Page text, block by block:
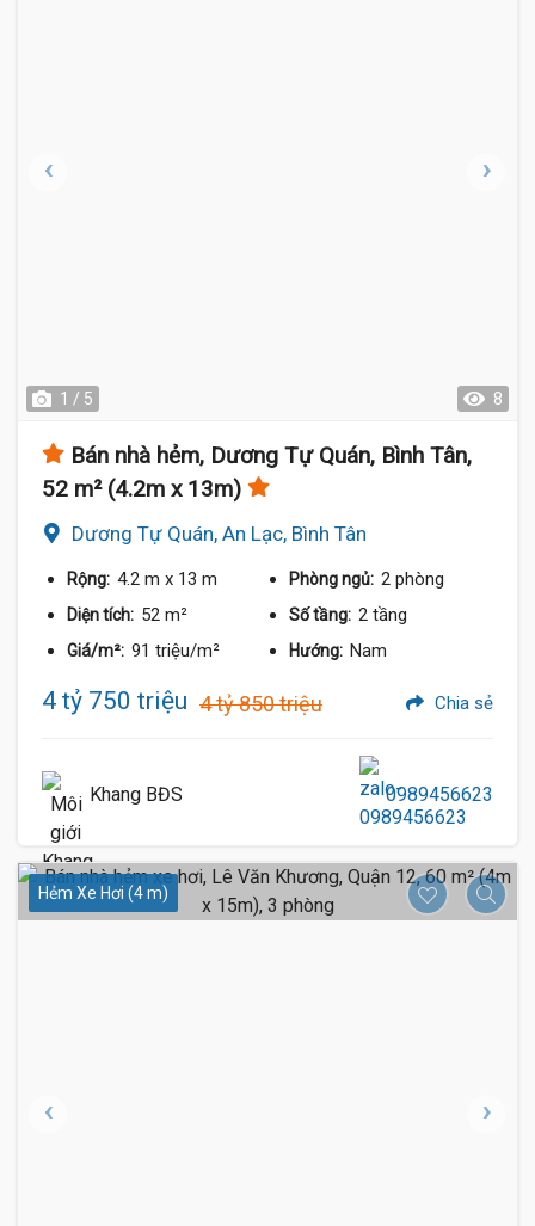
1 / 5 8
Bán nhà hẻm, Dương Tự Quán, Bình Tân,
52 m² (4.2m x 13m)
Dương Tự Quán, An Lạc, Bình Tân
Rộng: 4.2 m x 13 m Phòng ngủ: 2 phòng
Diện tích: 52 m² Số tầng: 2 tầng
Giá/m²: 91 triệu/m² Hướng: Nam
4 tỷ 750 triệu 4 tỷ 850 triệu Chia sẻ
Khang BĐS 0989456623
Hẻm Xe Hơi (4 m)